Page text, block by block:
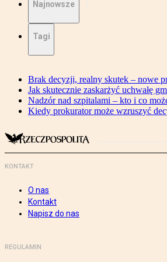
Najnowsze
Tagi
Brak decyzji, realny skutek – nowe
Jak skutecznie zaskarżyć uchwałę
Nadzór nad szpitalami – kto i co
Kiedy prokurator może wzruszyć
KONTAKT
O nas
Kontakt
Napisz do nas
REGULAMIN